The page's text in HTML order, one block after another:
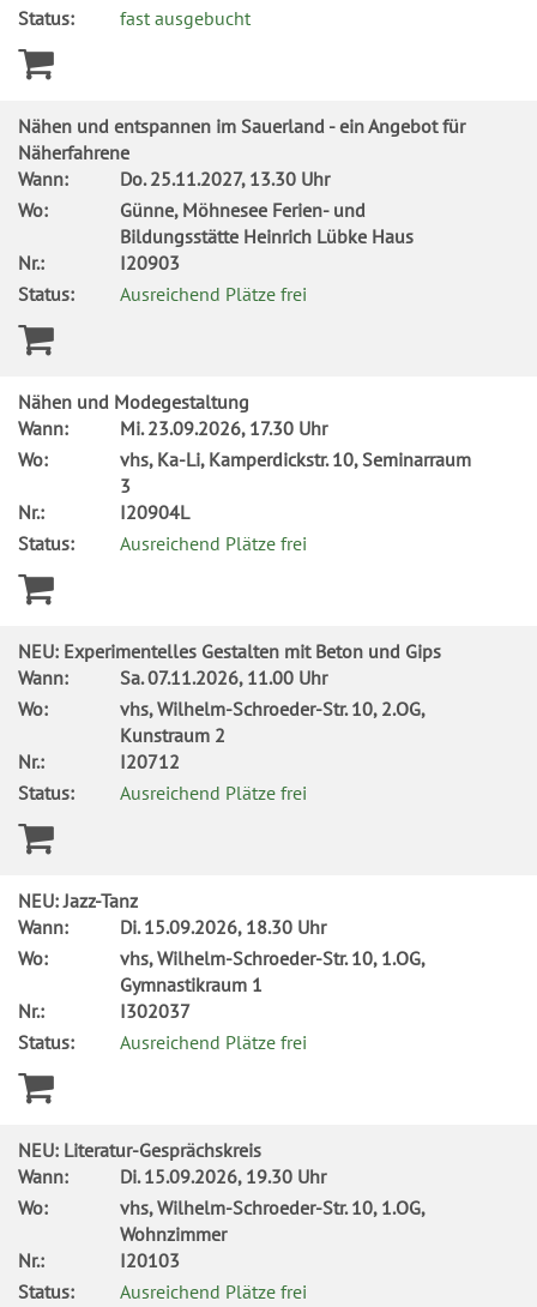
Status:
fast ausgebucht
Nähen und entspannen im Sauerland - ein Angebot für
Näherfahrene
Wann:
Do.25.11.2027, 13.30 Uhr
Wo:
Günne, Möhnesee Ferien- und
Bildungsstätte Heinrich Lübke Haus
Nr.:
I20903
Status:
Ausreichend Plätze frei
Nähen und Modegestaltung
Wann:
Mi.23.09.2026, 17.30 Uhr
Wo:
vhs, Ka-Li, Kamperdickstr. 10, Seminarraum
3
Nr.:
I20904L
Status:
Ausreichend Plätze frei
NEU: Experimentelles Gestalten mit Beton und Gips
Wann:
Sa.07.11.2026, 11.00 Uhr
Wo:
vhs, Wilhelm-Schroeder-Str. 10, 2.OG,
Kunstraum 2
Nr.:
I20712
Status:
Ausreichend Plätze frei
NEU: Jazz-Tanz
Wann:
Di.15.09.2026, 18.30 Uhr
Wo:
vhs, Wilhelm-Schroeder-Str. 10, 1.OG,
Gymnastikraum 1
Nr.:
I302037
Status:
Ausreichend Plätze frei
NEU: Literatur-Gesprächskreis
Wann:
Di.15.09.2026, 19.30 Uhr
Wo:
vhs, Wilhelm-Schroeder-Str. 10, 1.OG,
Wohnzimmer
Nr.:
I20103
Status:
Ausreichend Plätze frei